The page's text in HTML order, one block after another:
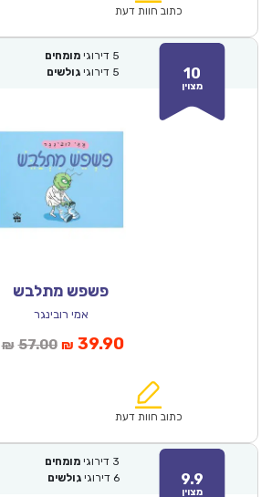
₪61.00.
כתוב חוות דעת
10
מצוין
5 דירוגי מומחים
5 דירוגי גולשים
פשפש מתלבש
אמי רובינגר
₪ 57.00המחיר
₪57.00.
₪ 39.90המחיר
הוא:
כתוב חוות דעת
9.9
מצוין
3 דירוגי מומחים
6 דירוגי גולשים